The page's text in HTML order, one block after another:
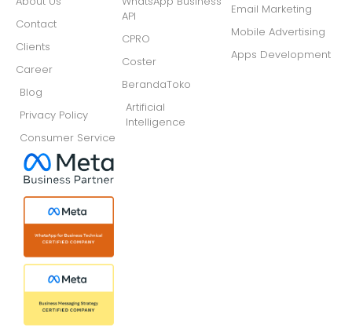
Contact
Clients
Career
Blog
Privacy Policy
Consumer Service
API
CPRO
Coster
BerandaToko
Artificial
Intelligence
Email Marketing
Mobile Advertising
Apps Development